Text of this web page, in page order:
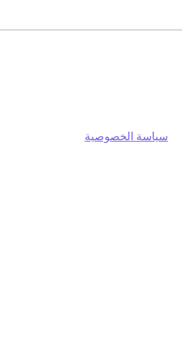
سياسة الخصوصية